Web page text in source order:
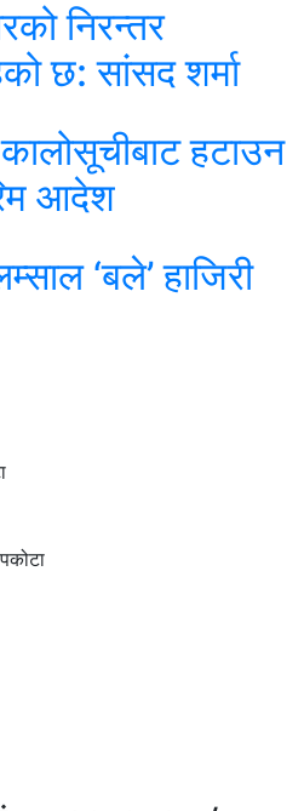
निरन्तर
छ: सांसद शर्मा
हटाउन
आदेश
‘बले’ हाजिरी